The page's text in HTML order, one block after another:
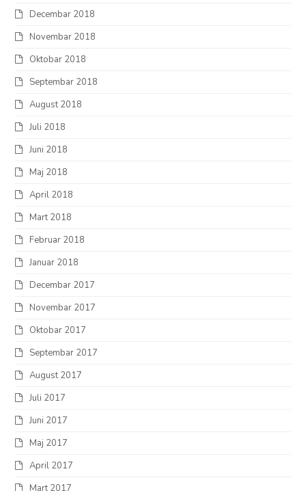
Decembar 2018
Novembar 2018
Oktobar 2018
Septembar 2018
August 2018
Juli 2018
Juni 2018
Maj 2018
April 2018
Mart 2018
Februar 2018
Januar 2018
Decembar 2017
Novembar 2017
Oktobar 2017
Septembar 2017
August 2017
Juli 2017
Juni 2017
Maj 2017
April 2017
Mart 2017